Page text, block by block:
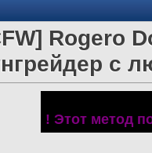
Rogero
с
! Этот метод